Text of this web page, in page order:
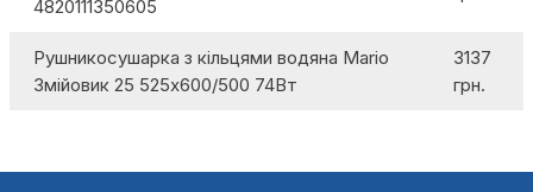
4820111350605
Рушникосушарка з кільцями водяна Mario
Змійовик 25 525х600/500 74Вт
3137
грн.